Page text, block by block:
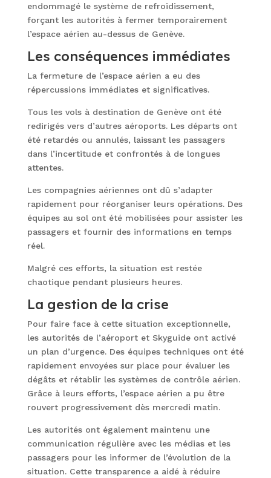
endommagé le système de refroidissement,
forçant les autorités à fermer temporairement
l’espace aérien au-dessus de Genève.
Les conséquences immédiates
La fermeture de l’espace aérien a eu des
répercussions immédiates et significatives.
Tous les vols à destination de Genève ont été
redirigés vers d’autres aéroports. Les départs ont
été retardés ou annulés, laissant les passagers
dans l’incertitude et confrontés à de longues
attentes.
Les compagnies aériennes ont dû s’adapter
rapidement pour réorganiser leurs opérations. Des
équipes au sol ont été mobilisées pour assister les
passagers et fournir des informations en temps
réel.
Malgré ces efforts, la situation est restée
chaotique pendant plusieurs heures.
La gestion de la crise
Pour faire face à cette situation exceptionnelle,
les autorités de l’aéroport et Skyguide ont activé
un plan d’urgence. Des équipes techniques ont été
rapidement envoyées sur place pour évaluer les
dégâts et rétablir les systèmes de contrôle aérien.
Grâce à leurs efforts, l’espace aérien a pu être
rouvert progressivement dès mercredi matin.
Les autorités ont également maintenu une
communication régulière avec les médias et les
passagers pour les informer de l’évolution de la
situation. Cette transparence a aidé à réduire